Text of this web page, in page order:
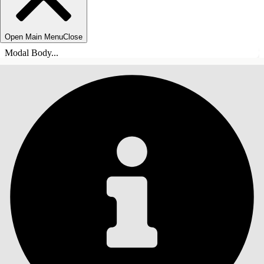
Open Main MenuClose
Modal Body...
Vis innholdsfortegnelse